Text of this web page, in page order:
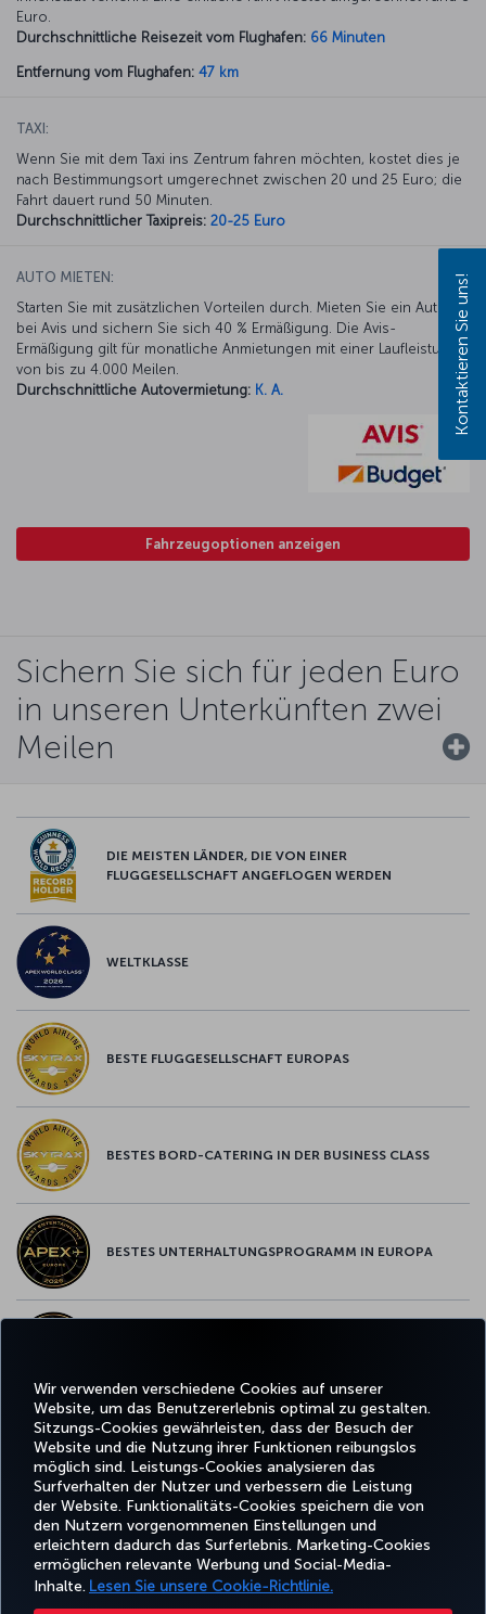
Wir verwenden verschiedene Cookies auf unserer
Website, um das Benutzererlebnis optimal zu gestalten.
Sitzungs-Cookies gewährleisten, dass der Besuch der
Website und die Nutzung ihrer Funktionen reibungslos
möglich sind. Leistungs-Cookies analysieren das
Surfverhalten der Nutzer und verbessern die Leistung
der Website. Funktionalitäts-Cookies speichern die von
den Nutzern vorgenommenen Einstellungen und
erleichtern dadurch das Surferlebnis. Marketing-Cookies
ermöglichen relevante Werbung und Social-Media-
Inhalte. Lesen Sie unsere Cookie-Richtlinie.
Euro.
Durchschnittliche Reisezeit vom Flughafen: 66 Minuten
Entfernung vom Flughafen: 47 km
TAXI:
Wenn Sie mit dem Taxi ins Zentrum fahren möchten, kostet dies je
nach Bestimmungsort umgerechnet zwischen 20 und 25 Euro; die
Fahrt dauert rund 50 Minuten.
Durchschnittlicher Taxipreis: 20-25 Euro
AUTO MIETEN:
Starten Sie mit zusätzlichen Vorteilen durch. Mieten Sie ein Auto
bei Avis und sichern Sie sich 40 % Ermäßigung. Die Avis-
Ermäßigung gilt für monatliche Anmietungen mit einer Laufleistung
von bis zu 4.000 Meilen.
Durchschnittliche Autovermietung: K. A.
Fahrzeugoptionen anzeigen
Sichern Sie sich für jeden Euro
in unseren Unterkünften zwei
Meilen
DIE MEISTEN LÄNDER, DIE VON EINER
FLUGGESELLSCHAFT ANGEFLOGEN WERDEN
WELTKLASSE
BESTE FLUGGESELLSCHAFT EUROPAS
BESTES BORD-CATERING IN DER BUSINESS CLASS
BESTES UNTERHALTUNGSPROGRAMM IN EUROPA
Facebook
TwitterInstagram
YouTubeLinkedIn
TikTokBlog
BUCHEN
UND
VERWALTEN
ERLEBNIS
ANGEBOTE
UND
REISEZIELE
HILFE
TURKISH
AIRLINES
HOLIDAYS
Kontaktieren Sie uns!